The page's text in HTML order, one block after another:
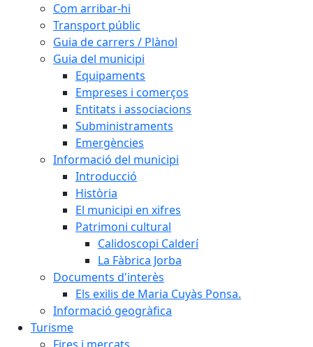
Com arribar-hi
Transport públic
Guia de carrers / Plànol
Guia del municipi
Equipaments
Empreses i comerços
Entitats i associacions
Subministraments
Emergències
Informació del municipi
Introducció
Història
El municipi en xifres
Patrimoni cultural
Calidoscopi Calderí
La Fàbrica Jorba
Documents d'interès
Els exilis de Maria Cuyàs Ponsa.
Informació geogràfica
Turisme